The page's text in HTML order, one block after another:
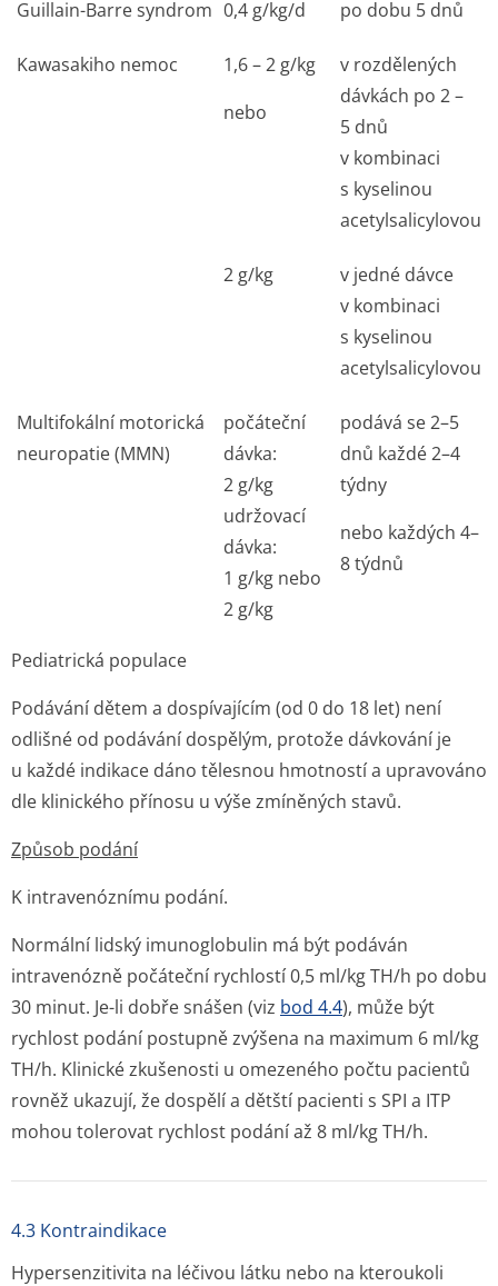
Guillain-Barre syndrom 0,4 g/kg/d po dobu 5 dnů
Kawasakiho nemoc
1,6 – 2 g/kg
nebo
v rozdělených
dávkách po 2 –
5 dnů
v kombinaci
s kyselinou
acetylsalicylovou
2 g/kg
v jedné dávce
v kombinaci
s kyselinou
acetylsalicylovou
Multifokální motorická
neuropatie (MMN)
počáteční
dávka:
2 g/kg
udržovací
dávka:
1 g/kg nebo
2 g/kg
podává se 2–5
dnů každé 2–4
týdny
nebo každých 4–
8 týdnů
Pediatrická populace
Podávání dětem a dospívajícím (od 0 do 18 let) není
odlišné od podávání dospělým, protože dávkování je
u každé indikace dáno tělesnou hmotností a upravováno
dle klinického přínosu u výše zmíněných stavů.
Způsob podání
K intravenóznímu podání.
Normální lidský imunoglobulin má být podáván
intravenózně počáteční rychlostí 0,5 ml/kg TH/h po dobu
30 minut. Je-li dobře snášen (viz bod 4.4), může být
rychlost podání postupně zvýšena na maximum 6 ml/kg
TH/h. Klinické zkušenosti u omezeného počtu pacientů
rovněž ukazují, že dospělí a dětští pacienti s SPI a ITP
mohou tolerovat rychlost podání až 8 ml/kg TH/h.
4.3 Kontraindikace
Hypersenzitivita na léčivou látku nebo na kteroukoli